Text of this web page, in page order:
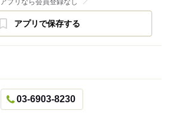
アプリなら会員登録なし
アプリで保存する
03-6903-8230